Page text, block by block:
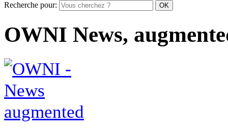
Recherche pour:
OWNI News,